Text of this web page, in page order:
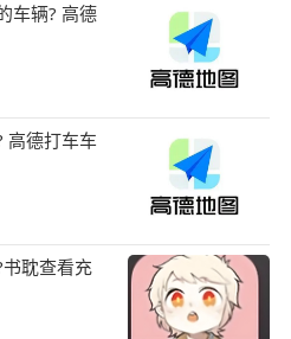
车辆? 高德
高德打车车
耽查看充